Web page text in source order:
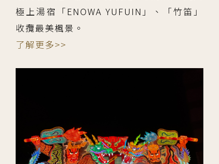
極上湯宿「ENOWA YUFUIN」、「竹笛」
收攬最美楓景。
了解更多>>